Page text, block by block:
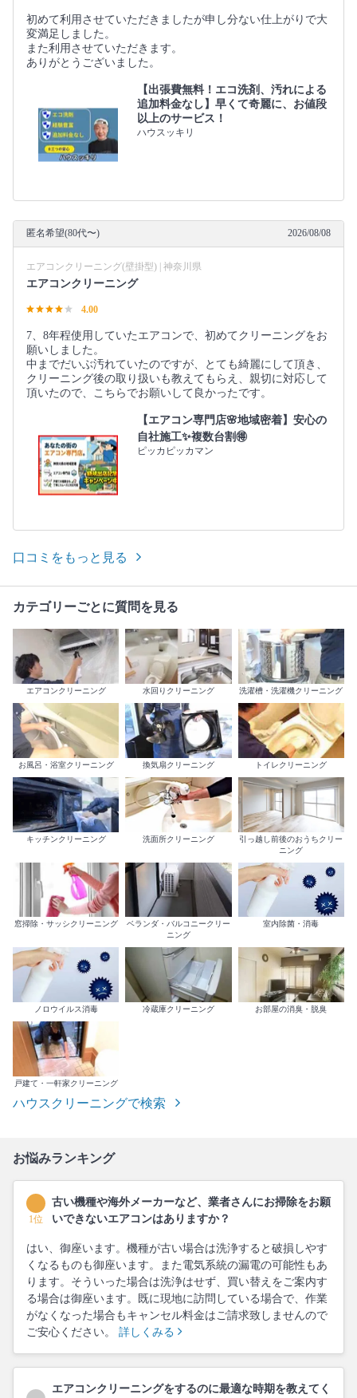
初めて利用させていただきましたが申し分ない仕上がりで大
変満足しました。
また利用させていただきます。
ありがとうございました。
【出張費無料！エコ洗剤、汚れによる
追加料金なし】早くて奇麗に、お値段
以上のサービス！
ハウスッキリ
匿名希望(80代〜) 2026/08/08
エアコンクリーニング(壁掛型) | 神奈川県
エアコンクリーニング
4.00
7、8年程使用していたエアコンで、初めてクリーニングをお
願いしました。
中までだいぶ汚れていたのですが、とても綺麗にして頂き、
クリーニング後の取り扱いも教えてもらえ、親切に対応して
頂いたので、こちらでお願いして良かったです。
【エアコン専門店🌸地域密着】安心の
自社施工✨複数台割🉐
ピッカピッカマン
口コミをもっと見る
カテゴリーごとに質問を見る
エアコンクリーニング 水回りクリーニング 洗濯槽・洗濯機クリーニング
お風呂・浴室クリーニング 換気扇クリーニング トイレクリーニング
キッチンクリーニング 洗面所クリーニング
引っ越し前後のおうちクリー
ニング
窓掃除・サッシクリーニング
ベランダ・バルコニークリー
ニング
室内除菌・消毒
ノロウイルス消毒 冷蔵庫クリーニング お部屋の消臭・脱臭
戸建て・一軒家クリーニング
ハウスクリーニングで検索
お悩みランキング
1位
古い機種や海外メーカーなど、業者さんにお掃除をお願
いできないエアコンはありますか？
はい、御座います。機種が古い場合は洗浄すると破損しやす
くなるものも御座います。また電気系統の漏電の可能性もあ
ります。そういった場合は洗浄はせず、買い替えをご案内す
る場合は御座います。既に現地に訪問している場合で、作業
がなくなった場合もキャンセル料金はご請求致しませんので
ご安心ください。 詳しくみる
エアコンクリーニングをするのに最適な時期を教えてく